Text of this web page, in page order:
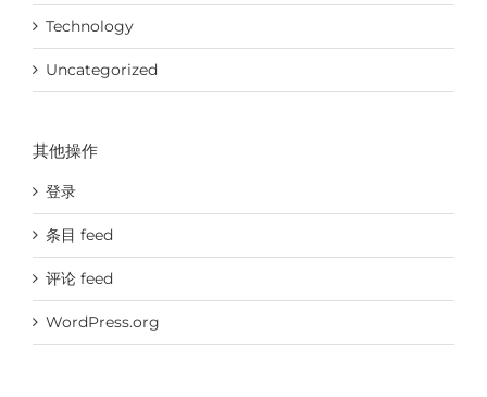
Technology
Uncategorized
其他操作
登录
条目 feed
评论 feed
WordPress.org